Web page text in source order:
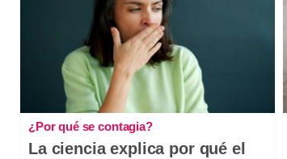
¿Por qué se contagia?
La ciencia explica por qué el